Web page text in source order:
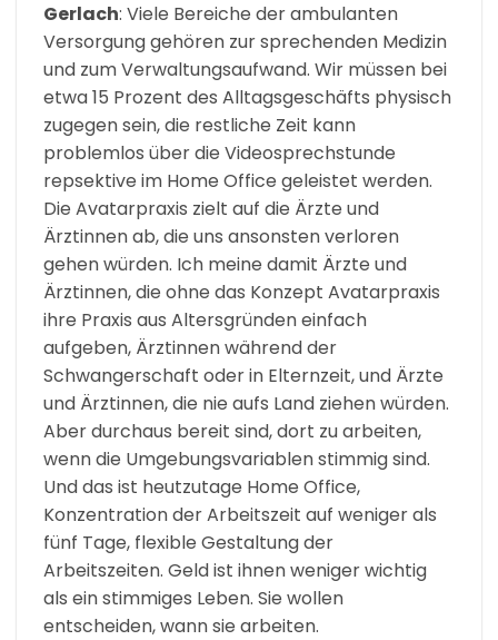
Gerlach: Viele Bereiche der ambulanten
Versorgung gehören zur sprechenden Medizin
und zum Verwaltungsaufwand. Wir müssen bei
etwa 15 Prozent des Alltagsgeschäfts physisch
zugegen sein, die restliche Zeit kann
problemlos über die Videosprechstunde
repsektive im Home Office geleistet werden.
Die Avatarpraxis zielt auf die Ärzte und
Ärztinnen ab, die uns ansonsten verloren
gehen würden. Ich meine damit Ärzte und
Ärztinnen, die ohne das Konzept Avatarpraxis
ihre Praxis aus Altersgründen einfach
aufgeben, Ärztinnen während der
Schwangerschaft oder in Elternzeit, und Ärzte
und Ärztinnen, die nie aufs Land ziehen würden.
Aber durchaus bereit sind, dort zu arbeiten,
wenn die Umgebungsvariablen stimmig sind.
Und das ist heutzutage Home Office,
Konzentration der Arbeitszeit auf weniger als
fünf Tage, flexible Gestaltung der
Arbeitszeiten. Geld ist ihnen weniger wichtig
als ein stimmiges Leben. Sie wollen
entscheiden, wann sie arbeiten.